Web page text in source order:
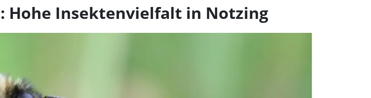
Hohe Insektenvielfalt in Notzing